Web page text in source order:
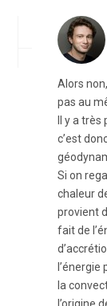
Alors
pas au
Il y a
c’est
Si on
chaleur
provient
fait de
la